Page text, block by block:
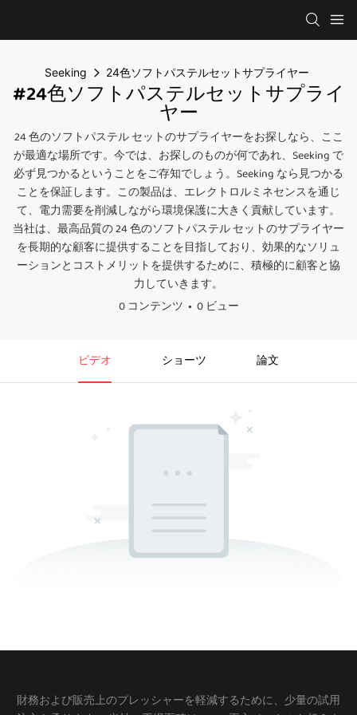
Seeking 24色ソフトパステルセットサプライヤー
#24色ソフトパステルセットサプライ
ヤー
24 色のソフトパステル セットのサプライヤーをお探しなら、ここ
が最適な場所です。今では、お探しのものが何であれ、Seeking で
必ず見つかるということをご存知でしょう。Seeking なら見つかる
ことを保証します。この製品は、エレクトロルミネセンスを通じ
て、電力需要を削減しながら環境保護に大きく貢献しています。
当社は、最高品質の 24 色のソフトパステル セットのサプライヤー
を長期的な顧客に提供することを目指しており、効果的なソリュ
ーションとコストメリットを提供するために、積極的に顧客と協
力していきます。
0 コンテンツ
0 ビュー
ビデオ ショーツ 論文
財務および販売上のプレッシャーを軽減するために、少量の試用